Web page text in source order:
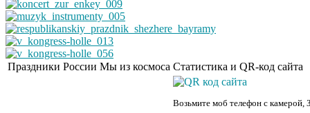
Праздники России Мы из космоса Статистика и QR-код сайта
Возьмите моб телефон с камерой,